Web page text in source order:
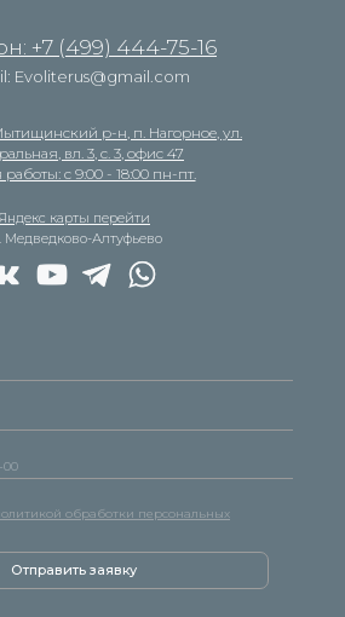
Отправить заявку
Evoliterus@gmail.com
р-н, п. Нагорное, ул.
вл. 3, с. 3, офис 47
с 9:00 - 18:00 пн-пт.
Яндекс карты перейти
+7 (499) 444-75-16
Медведково-Алтуфьево
обработки персональных